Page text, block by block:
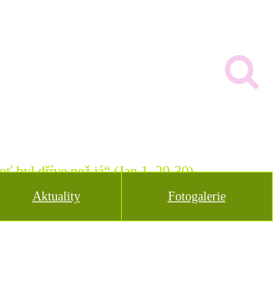
byl dříve než já“ (Jan 1, 29-30)
Aktuality Fotogalerie